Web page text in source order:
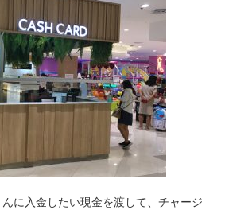
に入金したい現金を渡して、チャージ